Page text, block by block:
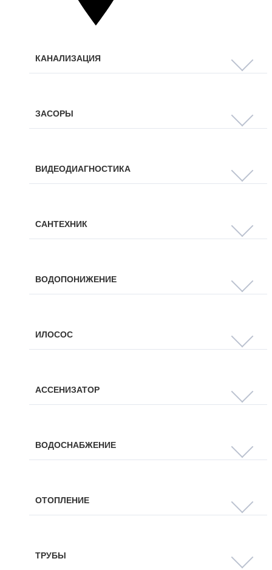
КАНАЛИЗАЦИЯ
ЗАСОРЫ
ВИДЕОДИАГНОСТИКА
САНТЕХНИК
ВОДОПОНИЖЕНИЕ
ИЛОСОС
АССЕНИЗАТОР
ВОДОСНАБЖЕНИЕ
ОТОПЛЕНИЕ
ТРУБЫ